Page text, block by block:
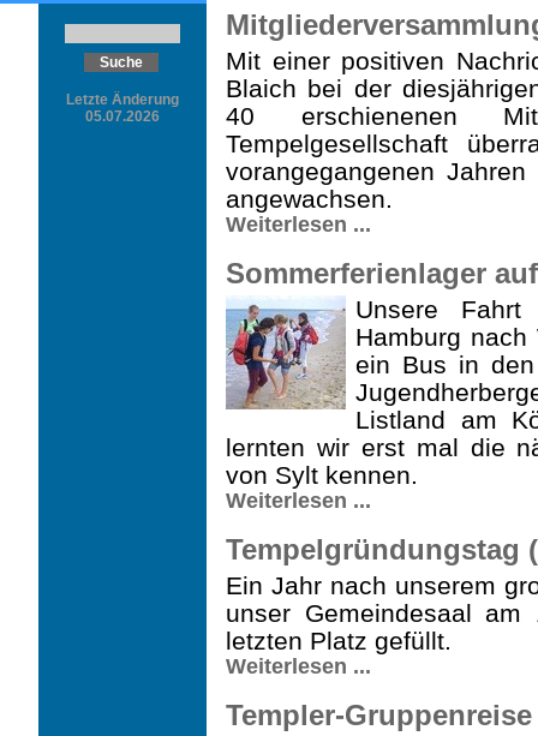
Letzte Änderung
05.07.2026
Mit einer positiven
Blaich bei der
40 erschienenen
Tempelgesellschaft
vorangegangenen
angewachsen.
Weiterlesen ...
Sommerferienlager
Unsere
Hamburg
ein Bus in
Listland am
lernten wir erst mal die
von Sylt kennen.
Weiterlesen ...
Tempelgründungstag
Ein Jahr nach unserem
unser Gemeindesaal
letzten Platz gefüllt.
Weiterlesen ...
Templer-